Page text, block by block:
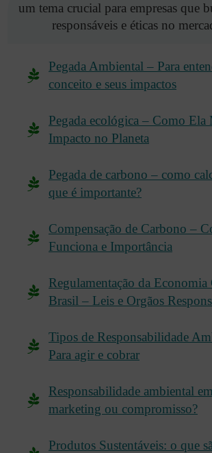
um tema crucial para empresas que
responsáveis e éticas no
Pegada Ambiental – Para
conceito e seus impactos
Pegada ecológica – Como Ela
Impacto no Planeta
Pegada de carbono – como
que é importante?
Compensação de Carbono –
Funciona e Importância
Regulamentação da
Brasil – Leis e Orgãos
Tipos de Responsabilidade
Para agir e cobrar
Responsabilidade ambiental
marketing ou compromisso?
Produtos Sustentáveis: o que